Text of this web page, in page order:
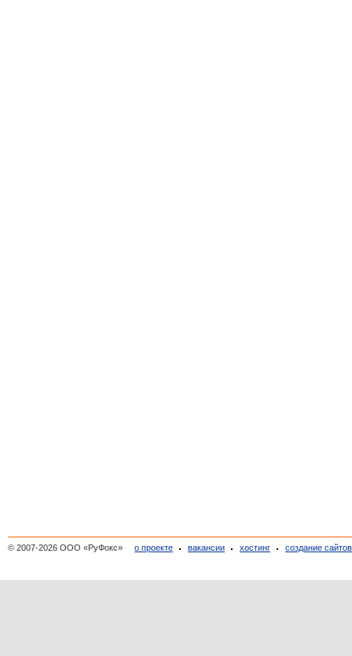
© 2007-2026 ООО «РуФокс» о проекте вакансии хостинг создание сайтов